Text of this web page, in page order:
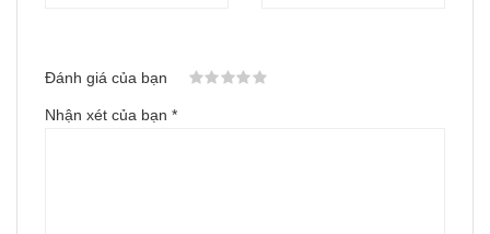
Đánh giá của bạn
Nhận xét của bạn *